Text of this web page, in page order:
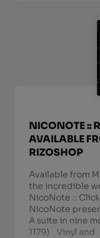
NICONOTE ::
AVAILABLE
RIZOSHOP
Available from
the incredible
NicoNote ::
NicoNote
A suite in nine
1179) Vinyl and